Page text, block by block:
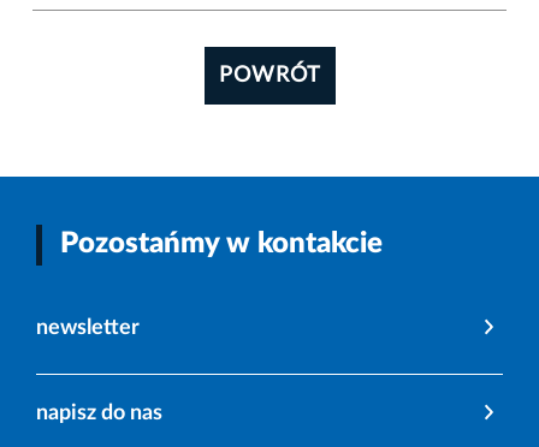
POWRÓT
Pozostańmy w kontakcie
newsletter
napisz do nas